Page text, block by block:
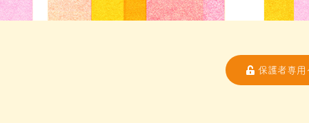
保護者専用